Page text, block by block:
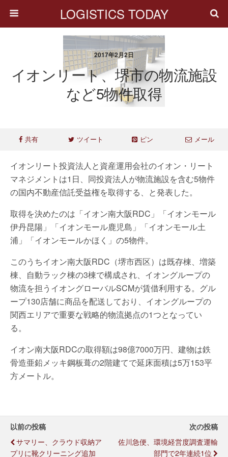
LOGISTICS TODAY
2017年2月2日
イオンリート、堺市の物流施設
など5物件取得
共有 ツイート ピン メール
イオンリート投資法人と資産運用会社のイオン・リート
マネジメントは1日、同投資法人が物流施設を含む5物件
の国内不動産信託受益権を取得する、と発表した。
取得を決めたのは「イオン南大阪RDC」「イオンモール
伊丹昆陽」「イオンモール鹿児島」「イオンモール土
浦」「イオンモールかほく」の5物件。
このうちイオン南大阪RDC（堺市西区）は既存棟、増築
棟、自動ラック棟の3棟で構成され、イオングループの
物流を担うイオングローバルSCMが賃借利用する。グル
ープ130店舗に商品を配送しており、イオングループの
関西エリアで重要な戦略的物流拠点の1つとなってい
る。
イオン南大阪RDCの取得額は98億7000万円、建物は鉄
骨造亜鉛メッキ鋼板葺の2階建てで延床面積は5万153平
方メートル。
以前の投稿
サマリー、クラウド収納ア
プリに靴クリーニング追加
次の投稿
佐川急便、環境経営度調査運輸
部門で2年連続1位